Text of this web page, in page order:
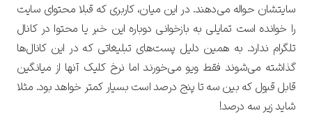
سایتشان حواله می‌دهند. در این میان، کاربری که قبلا محتوای سایت
را خوانده است تمایلی به بازخوانی دوباره این خبر یا محتوا در کانال
تلگرام ندارد. به همین دلیل پست‌های تبلیغاتی که در این کانال‌ها
گذاشته می‌شوند فقط ویو می‌خورند اما نرخ کلیک آنها از میانگین
قابل قبول که بین سه تا پنج درصد است بسیار کمتر خواهد بود. مثلا
شاید زیر سه درصد!